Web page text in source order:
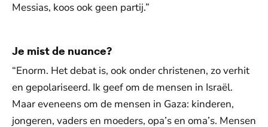
Messias, koos ook geen partij.”
Je mist de nuance?
“Enorm. Het debat is, ook onder christenen, zo verhit
en gepolariseerd. Ik geef om de mensen in Israël.
Maar eveneens om de mensen in Gaza: kinderen,
jongeren, vaders en moeders, opa’s en oma’s. Mensen